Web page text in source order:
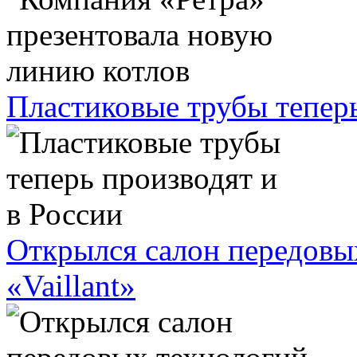
Пластиковые трубы
Открылся салон
«Vaillant»